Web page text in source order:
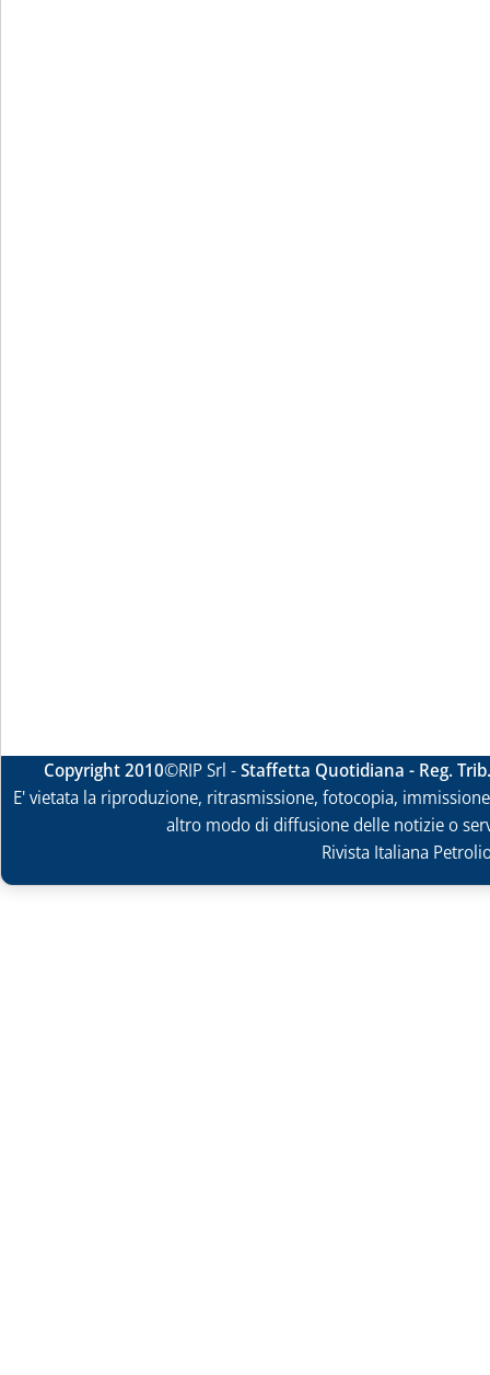
Copyright 2010©RIP Srl -Staffetta Quotidiana - Reg.
E' vietata la riproduzione, ritrasmissione, fotocopia,
altro modo di diffusione delle notizie o
Rivista Italiana